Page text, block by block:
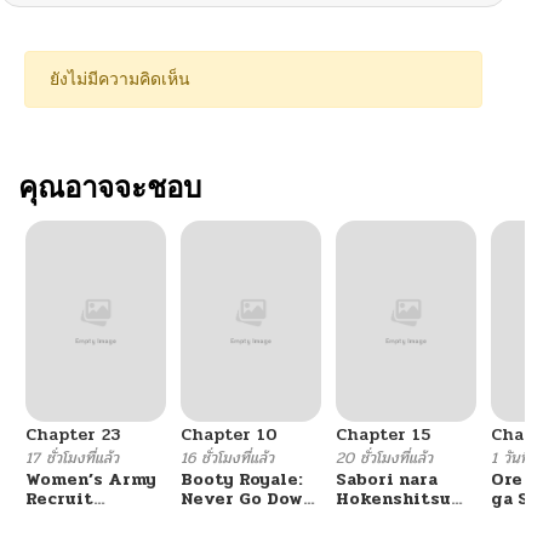
ยังไม่มีความคิดเห็น
คุณอาจจะชอบ
Chapter 23
17 ชั่วโมงที่แล้ว
Women’s Army
Recruit
Chapter 10
16 ชั่วโมงที่แล้ว
Booty Royale:
Never Go Down
Chapter 15
20 ชั่วโมงที่แล้ว
Sabori nara
Hokenshitsu
1 วันที่แ
Ore
ga